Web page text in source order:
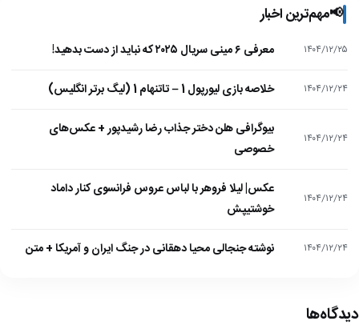
📢مهم‌ترین اخبار
۱۴۰۴/۱۲/۲۵ معرفی ۶ مینی سریال ۲۰۲۵ که نباید از دست بدهید!
۱۴۰۴/۱۲/۲۴ خلاصه بازی لیورپول 1 – تاتنهام 1 (لیگ برتر انگلیس)
۱۴۰۴/۱۲/۲۴
بیوگرافی هلن دختر جذاب رضا رشیدپور + عکس‌های
خصوصی
۱۴۰۴/۱۲/۲۴
عکس| لیلا فروهر با لباس عروس فرانسوی کنار داماد
خوشتیپش
۱۴۰۴/۱۲/۲۴ نوشته جنجالی محیا دهقانی در جنگ ایران و آمریکا + متن
دیدگاه‌ها